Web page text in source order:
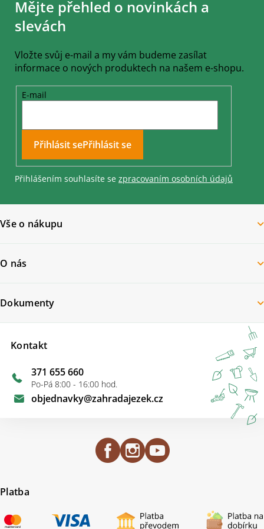
Mějte přehled o novinkách a
slevách
Vložte svůj e-mail a my vám budeme zasílat
informace o nových produktech na našem e-shopu.
E-mail
Přihlásit se
Přihlášením souhlasíte se zpracovaním osobních údajů
Vše o nákupu
O nás
Kontakt
objednavky@zahradajezek.cz
371 655 660
Po-Pá 8:00 - 16:00 hod.
Dokumenty
Platba